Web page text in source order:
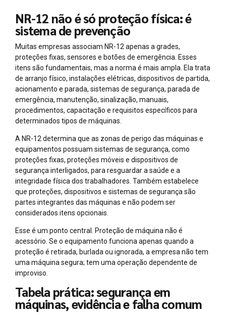
NR-12 não é só proteção física: é
sistema de prevenção
Muitas empresas associam NR-12 apenas a grades,
proteções fixas, sensores e botões de emergência. Esses
itens são fundamentais, mas a norma é mais ampla. Ela trata
de arranjo físico, instalações elétricas, dispositivos de partida,
acionamento e parada, sistemas de segurança, parada de
emergência, manutenção, sinalização, manuais,
procedimentos, capacitação e requisitos específicos para
determinados tipos de máquinas.
A NR-12 determina que as zonas de perigo das máquinas e
equipamentos possuam sistemas de segurança, como
proteções fixas, proteções móveis e dispositivos de
segurança interligados, para resguardar a saúde e a
integridade física dos trabalhadores. Também estabelece
que proteções, dispositivos e sistemas de segurança são
partes integrantes das máquinas e não podem ser
considerados itens opcionais.
Esse é um ponto central. Proteção de máquina não é
acessório. Se o equipamento funciona apenas quando a
proteção é retirada, burlada ou ignorada, a empresa não tem
uma máquina segura; tem uma operação dependente de
improviso.
Tabela prática: segurança em
máquinas, evidência e falha comum